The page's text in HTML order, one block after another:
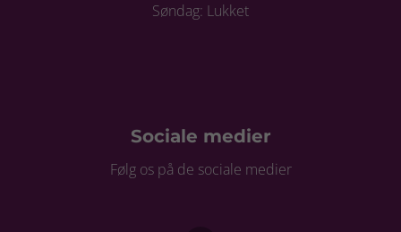
Søndag: Lukket
Sociale medier
Følg os på de sociale medier